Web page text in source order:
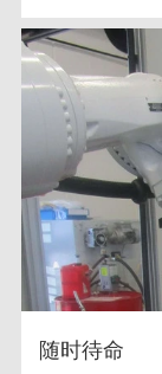
随时待命